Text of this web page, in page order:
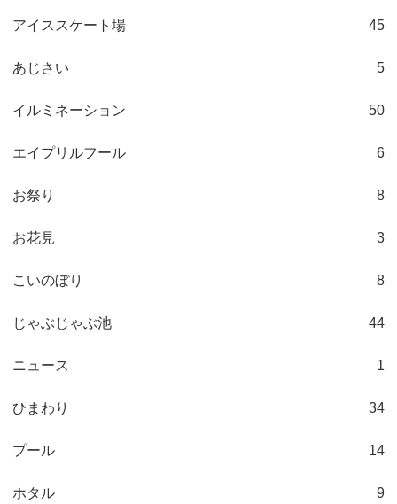
アイススケート場 45
あじさい 5
イルミネーション 50
エイプリルフール 6
お祭り 8
お花見 3
こいのぼり 8
じゃぶじゃぶ池 44
ニュース 1
ひまわり 34
プール 14
ホタル 9